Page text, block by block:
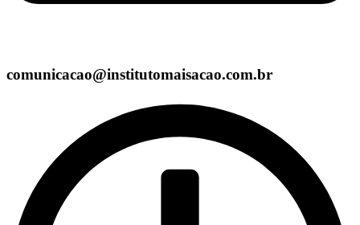
comunicacao@institutomaisacao.com.br